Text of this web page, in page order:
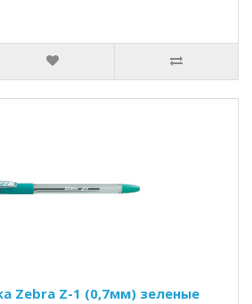
Zebra Z-1 (0,7мм) зеленые